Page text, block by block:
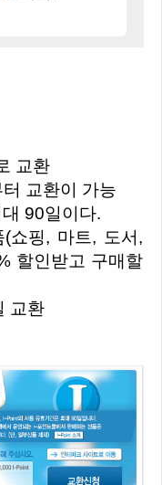
교환
교환이 가능
90일이다.
쇼핑, 마트, 도서,
할인받고 구매할
교환